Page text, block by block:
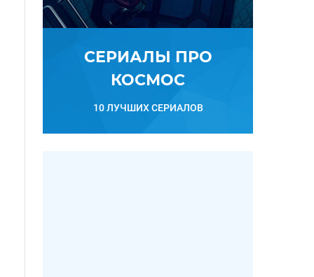
СЕРИАЛЫ ПРО
КОСМОС
10 ЛУЧШИХ СЕРИАЛОВ